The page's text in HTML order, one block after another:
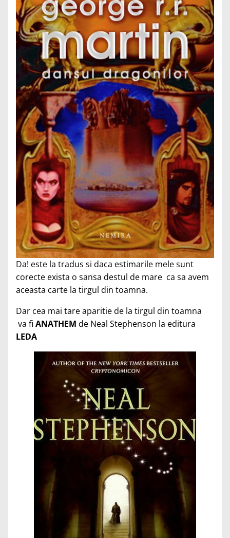
Da! este la tradus si daca estimarile mele sunt
corecte exista o sansa destul de mare ca sa avem
aceasta carte la tirgul din toamna.
Dar cea mai tare aparitie de la tirgul din toamna
va fi ANATHEM de Neal Stephenson la editura
LEDA